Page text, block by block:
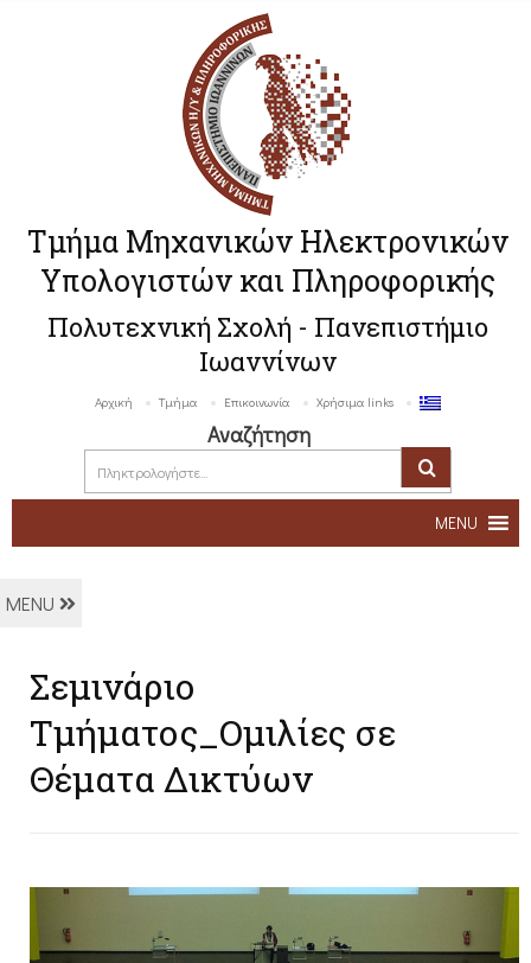
Τμήμα Μηχανικών Ηλεκτρονικών
Υπολογιστών και Πληροφορικής
Πολυτεχνική Σχολή - Πανεπιστήμιο
Ιωαννίνων
Αρχική Τμήμα Επικοινωνία Χρήσιμα links
Αναζήτηση
MENU
MENU
Σεμινάριο
Τμήματος_Ομιλίες σε
Θέματα Δικτύων